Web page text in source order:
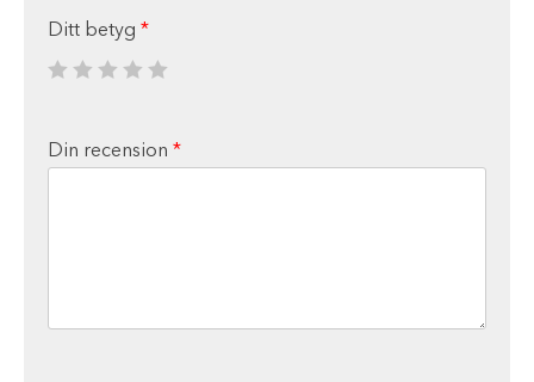
Ditt betyg *
Din recension *